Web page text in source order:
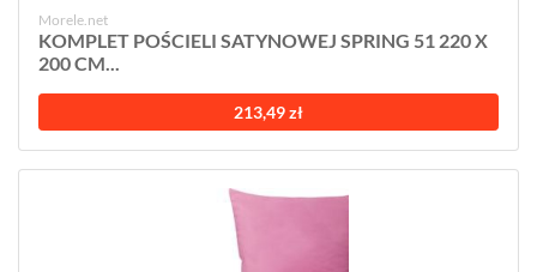
Morele.net
KOMPLET POŚCIELI SATYNOWEJ SPRING 51 220 X
200 CM...
213,49 zł